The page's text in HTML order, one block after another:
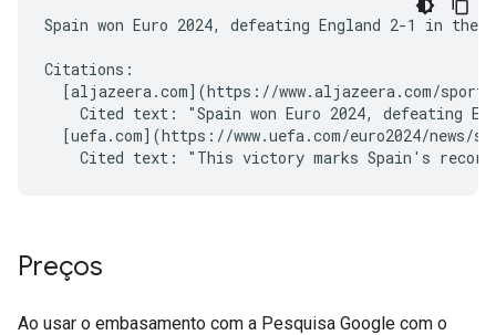
Spain won Euro 2024, defeating England 2-1 in
Citations:
[aljazeera.com](https://www.aljazeera.com/
Cited text: "Spain won Euro 2024, defeating
[uefa.com](https://www.uefa.com/euro2024/news/
Preços
Ao usar o embasamento com a Pesquisa Google com o